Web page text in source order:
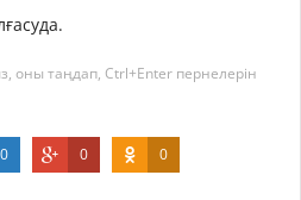
оны таңдап, Ctrl+Enter пернелерін
0 0 0